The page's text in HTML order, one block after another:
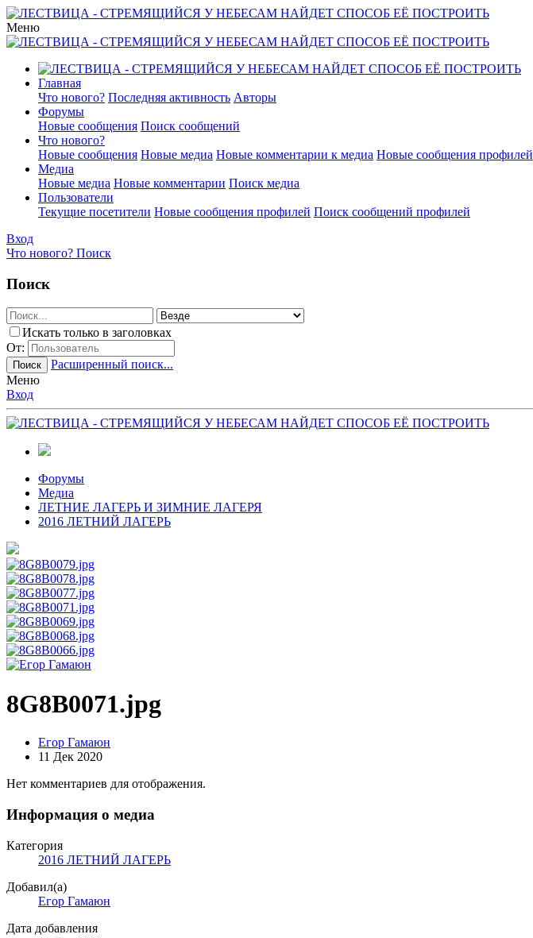
Меню
Главная
Что нового? Последняя активность Авторы
Форумы
Новые сообщения Поиск сообщений
Что нового?
Новые сообщения Новые медиа Новые комментарии к медиа Новые сообщения профилей
Медиа
Новые медиа Новые комментарии Поиск медиа
Пользователи
Текущие посетители Новые сообщения профилей Поиск сообщений профилей
Вход
Что нового? Поиск
Поиск
Искать только в заголовках
От:
Поиск
Расширенный поиск...
Меню
Вход
Форумы
Медиа
ЛЕТНИЕ ЛАГЕРЬ И ЗИМНИЕ ЛАГЕРЯ
2016 ЛЕТНИЙ ЛАГЕРЬ
8G8B0071.jpg
Егор Гамаюн
11 Дек 2020
Нет комментариев для отображения.
Информация о медиа
Категория
2016 ЛЕТНИЙ ЛАГЕРЬ
Добавил(а)
Егор Гамаюн
Дата добавления